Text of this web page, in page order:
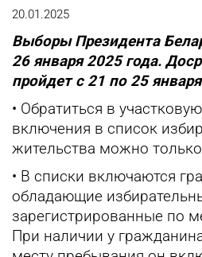
20.01.2025
Выборы Президента
26 января 2025 года.
пройдет с 21 по 25
• Обратиться в
включения в список
жительства можно
• В списки включаются
обладающие
зарегистрированные по
При наличии у